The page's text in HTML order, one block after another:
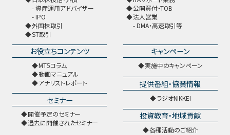
資産運用アドバイザー
IPO
外国株取引
ST取引
公開買付・TOB
法人営業
DMA・高速取引等
お役立ちコンテンツ
MT5コラム
動画マニュアル
アナリストレポート
セミナー
開催予定のセミナー
過去に開催されたセミナー
キャンペーン
実施中のキャンペーン
提供番組・協賛情報
ラジオNIKKEI
投資教育・地域貢献
各種活動のご紹介